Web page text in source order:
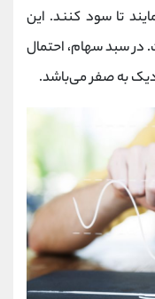
تا سود کنند. این
سبد سهام، احتمال
به صفر می‌باشد.